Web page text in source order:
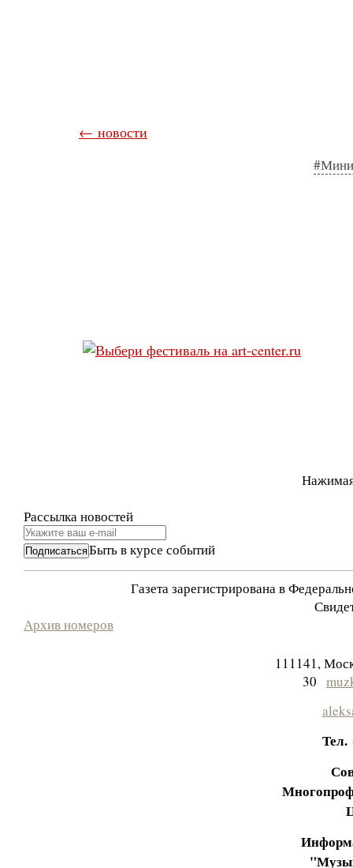
← новости
Рассылка новостей
Быть в курсе событий
Газета зарегистрирована в
Архив номеров
111141,
30
Тел.